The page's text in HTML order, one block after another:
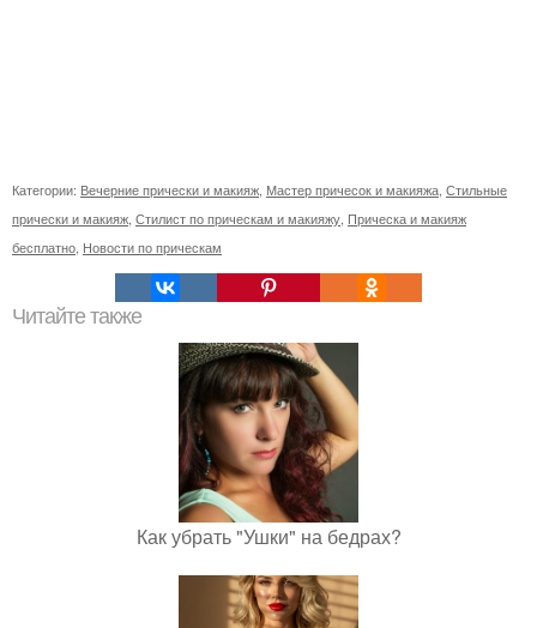
Категории: Вечерние прически и макияж Мастер причесок и макияжа Стильные
прически и макияж Стилист по прическам и макияжу Прическа и макияж
бесплатно Новости по прическам
Читайте также
Как убрать "Ушки" на бедрах?